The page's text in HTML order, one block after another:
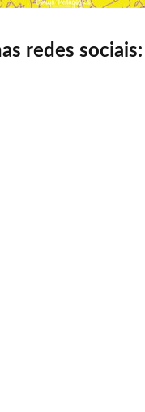
redes sociais: